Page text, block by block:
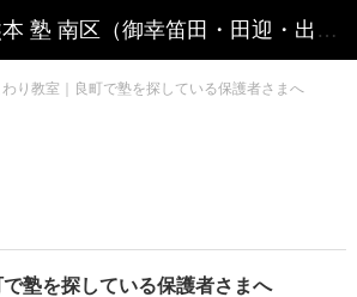
り教室｜良町で塾を探している保護者さまへ
塾を探している保護者さまへ